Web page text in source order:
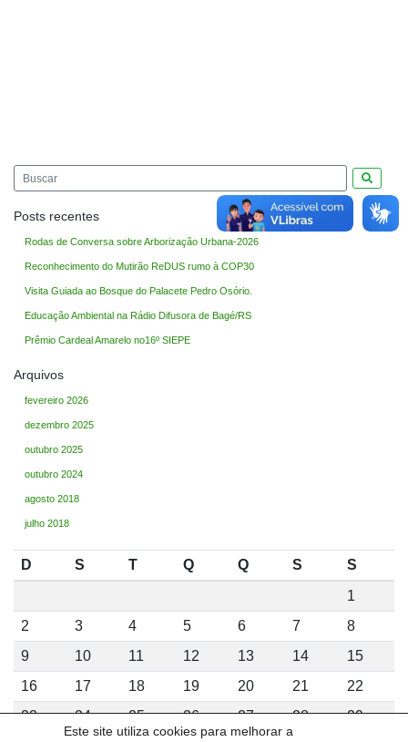
Este site utiliza cookies para melhorar a
Posts recentes
Rodas de Conversa sobre Arborização Urbana-2026
Reconhecimento do Mutirão ReDUS rumo à COP30
Visita Guiada ao Bosque do Palacete Pedro Osório.
Educação Ambiental na Rádio Difusora de Bagé/RS
Prêmio Cardeal Amarelo no16º SIEPE
Arquivos
fevereiro 2026
dezembro 2025
outubro 2025
outubro 2024
agosto 2018
julho 2018
D S T Q Q S
S
1
2
3 4 5 6 7
8
9
10 11 12 13 14
15
16
17 18 19 20 21
22
23
24 25 26 27 28
29